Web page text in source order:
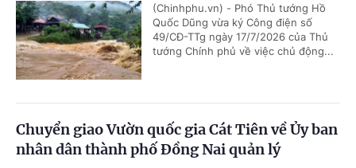
(Chinhphu.vn) - Phó Thủ tướng Hồ
Quốc Dũng vừa ký Công điện số
49/CĐ-TTg ngày 17/7/2026 của Thủ
tướng Chính phủ về việc chủ động...
Chuyển giao Vườn quốc gia Cát Tiên về Ủy ban
nhân dân thành phố Đồng Nai quản lý